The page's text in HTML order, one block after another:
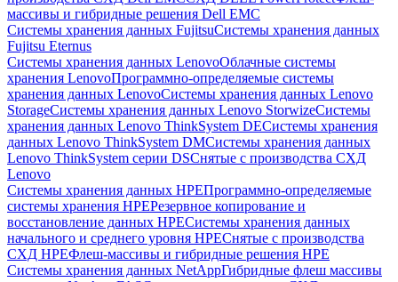
массивы и гибридные решения Dell EMC
Системы хранения данных FujitsuСистемы хранения данных
Fujitsu Eternus
Системы хранения данных LenovoОблачные системы
хранения LenovoПрограммно-определяемые системы
хранения данных LenovoСистемы хранения данных Lenovo
StorageСистемы хранения данных Lenovo StorwizeСистемы
хранения данных Lenovo ThinkSystem DEСистемы хранения
данных Lenovo ThinkSystem DMСистемы хранения данных
Lenovo ThinkSystem серии DSСнятые с производства СХД
Lenovo
Системы хранения данных HPEПрограммно-определяемые
системы хранения HPEРезервное копирование и
восстановление данных HPEСистемы хранения данных
начального и среднего уровня HPEСнятые с производства
СХД HPEФлеш-массивы и гибридные решения HPE
Cистемы хранения данных NetAppГибридные флеш массивы